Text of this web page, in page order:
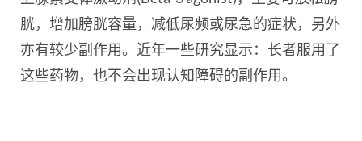
胱，增加膀胱容量，减低尿频或尿急的症状，另外
亦有较少副作用。近年一些研究显示：长者服用了
这些药物，也不会出现认知障碍的副作用。